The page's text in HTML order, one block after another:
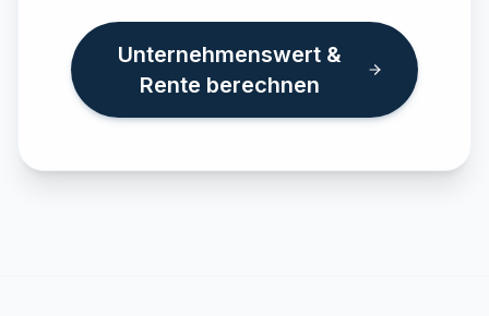
Unternehmenswert &
Rente berechnen